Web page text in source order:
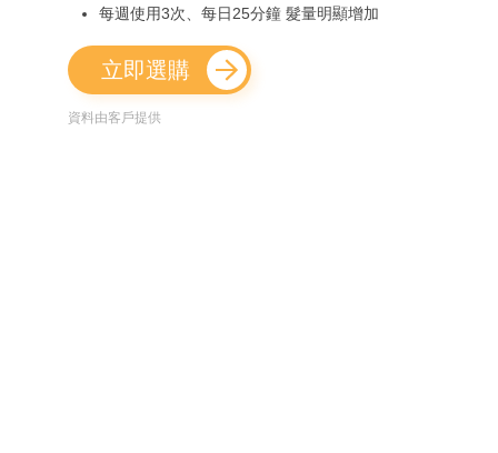
每週使用3次、每日25分鐘 髮量明顯增加
立即選購
資料由客戶提供